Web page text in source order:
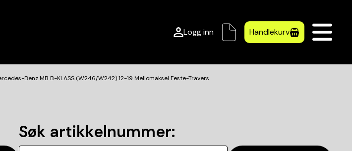
Logg inn Handlekurv
Benz MB B-KLASS (W246/W242) 12-19 Mellomaksel Feste-Travers
Søk artikkelnummer: